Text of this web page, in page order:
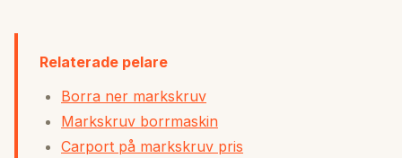
Relaterade pelare
Borra ner markskruv
Markskruv borrmaskin
Carport på markskruv pris